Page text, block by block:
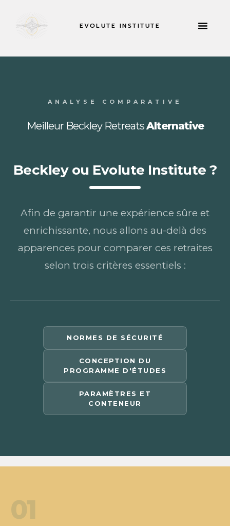
EVOLUTE INSTITUTE
ANALYSE COMPARATIVE
Meilleur Beckley RetreatsAlternative
Beckley ou Evolute Institute ?
Afin de garantir une expérience sûre et
enrichissante, nous allons au-delà des
apparences pour comparer ces retraites
selon trois critères essentiels :
NORMES DE SÉCURITÉ
CONCEPTION DU
PROGRAMME D'ÉTUDES
PARAMÈTRES ET
CONTENEUR
01